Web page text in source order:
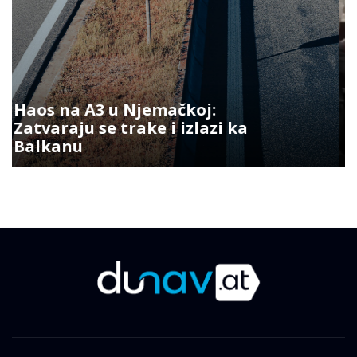
Uključila se na sastanak iz
kupatila: Gradonačelnik vidio šta
joj je iza leđa, uslijedila hit
reakcija VIDEO